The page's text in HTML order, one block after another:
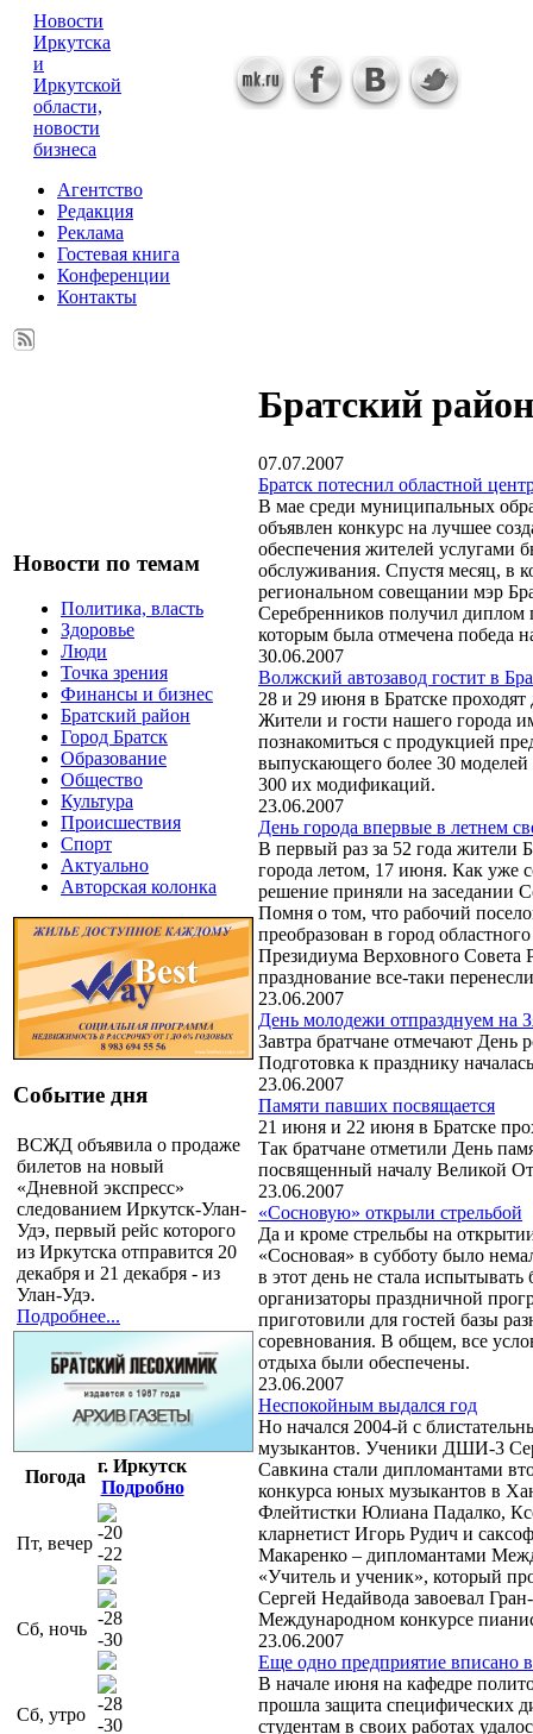
Новости
Иркутска
и
Иркутской
области,
новости
бизнеса
Агентство
Редакция
Реклама
Гостевая книга
Конференции
Контакты
Новости по темам
Политика, власть
Здоровье
Люди
Точка зрения
Финансы и бизнес
Братский район
Город Братск
Образование
Общество
Культура
Происшествия
Спорт
Актуально
Авторская колонка
Событие дня
ВСЖД объявила о продаже
билетов на новый
«Дневной экспресс»
следованием Иркутск-Улан-
Удэ, первый рейс которого
из Иркутска отправится 20
декабря и 21 декабря - из
Улан-Удэ.
Подробнее...
Погода
г. Иркутск
Подробно
Пт, вечер
-20
-22
Сб, ночь
-28
-30
Сб, утро
-28
-30
Братский район
07.07.2007
Братск потеснил областной
В мае среди муниципальных
объявлен конкурс на лучшее
обеспечения жителей услугами
обслуживания. Спустя месяц, в
региональном совещании мэр
Серебренников получил диплом
которым была отмечена победа
30.06.2007
Волжский автозавод гостит в
28 и 29 июня в Братске
Жители и гости нашего города
познакомиться с продукцией
выпускающего более 30 моделей
300 их модификаций.
23.06.2007
День города впервые в летнем
В первый раз за 52 года жители
города летом, 17 июня. Как уже
решение приняли на заседании
Помня о том, что рабочий
преобразован в город
Президиума Верховного
празднование все-таки
23.06.2007
День молодежи отпразднуем на
Завтра братчане отмечают День
Подготовка к празднику
23.06.2007
Памяти павших посвящается
21 июня и 22 июня в Братске
Так братчане отметили День
посвященный началу Великой
23.06.2007
«Сосновую» открыли стрельбой
Да и кроме стрельбы на
«Сосновая» в субботу было
в этот день не стала испытывать
организаторы праздничной
приготовили для гостей базы
соревнования. В общем, все
отдыха были обеспечены.
23.06.2007
Неспокойным выдался год
Но начался 2004-й с
музыкантов. Ученики ДШИ-3
Савкина стали дипломантами
конкурса юных музыкантов в
Флейтистки Юлиана Падалко,
кларнетист Игорь Рудич и
Макаренко – дипломантами
«Учитель и ученик», который
Сергей Недайвода завоевал
Международном конкурсе
23.06.2007
Еще одно предприятие вписано
В начале июня на кафедре
прошла защита специфических
студентам в своих работах